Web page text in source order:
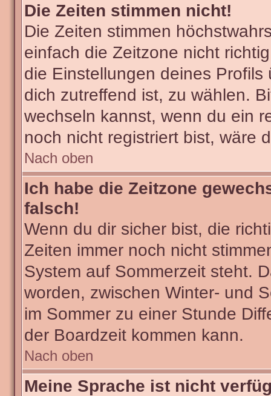
Die Zeiten stimmen nicht!
Die Zeiten stimmen
einfach die Zeitzone nicht
die Einstellungen deines
dich zutreffend ist, zu wählen.
wechseln kannst, wenn du ein
noch nicht registriert bist, wäre
Nach oben
Ich habe die Zeitzone
falsch!
Wenn du dir sicher bist, die
Zeiten immer noch nicht
System auf Sommerzeit steht.
worden, zwischen Winter- und
im Sommer zu einer Stunde
der Boardzeit kommen kann.
Nach oben
Meine Sprache ist nicht